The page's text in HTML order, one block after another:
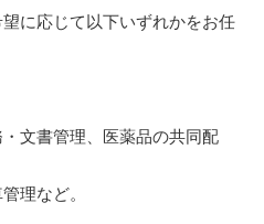
に応じて以下いずれかをお任
文書管理、医薬品の共同配
理など。